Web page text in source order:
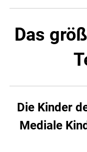
Das
Die Kinder
Mediale